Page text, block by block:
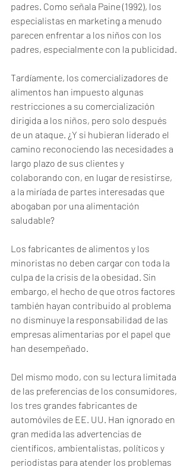
padres. Como señala Paine (1992), los
especialistas en marketing a menudo
parecen enfrentar a los niños con los
padres, especialmente con la publicidad.
Tardíamente, los comercializadores de
alimentos han impuesto algunas
restricciones a su comercialización
dirigida a los niños, pero solo después
de un ataque. ¿Y si hubieran liderado el
camino reconociendo las necesidades a
largo plazo de sus clientes y
colaborando con, en lugar de resistirse,
a la miríada de partes interesadas que
abogaban por una alimentación
saludable?
Los fabricantes de alimentos y los
minoristas no deben cargar con toda la
culpa de la crisis de la obesidad. Sin
embargo, el hecho de que otros factores
también hayan contribuido al problema
no disminuye la responsabilidad de las
empresas alimentarias por el papel que
han desempeñado.
Del mismo modo, con su lectura limitada
de las preferencias de los consumidores,
los tres grandes fabricantes de
automóviles de EE. UU. Han ignorado en
gran medida las advertencias de
científicos, ambientalistas, políticos y
periodistas para atender los problemas